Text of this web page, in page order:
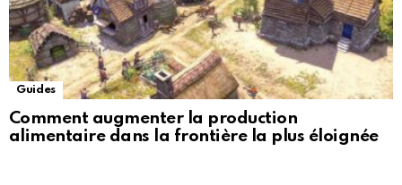
Guides
Comment augmenter la production
alimentaire dans la frontière la plus éloignée